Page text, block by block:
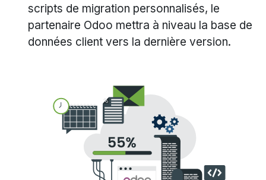
scripts de migration personnalisés, le
partenaire Odoo mettra à niveau la base de
données client vers la dernière version.